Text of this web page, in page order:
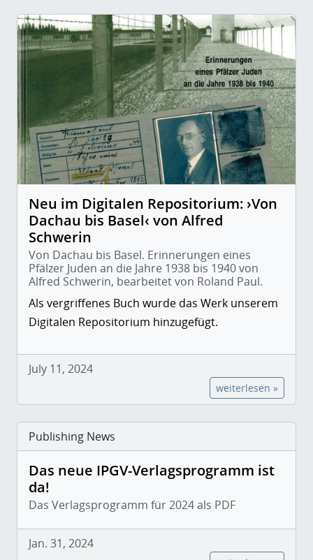
Neu im Digitalen Repositorium: ›Von
Dachau bis Basel‹ von Alfred
Schwerin
Von Dachau bis Basel. Erinnerungen eines
Pfälzer Juden an die Jahre 1938 bis 1940 von
Alfred Schwerin, bearbeitet von Roland Paul.
Als vergriffenes Buch wurde das Werk unserem
Digitalen Repositorium hinzugefügt.
July 11, 2024
weiterlesen »
Publishing News
Das neue IPGV-Verlagsprogramm ist
da!
Das Verlagsprogramm für 2024 als PDF
Jan. 31, 2024